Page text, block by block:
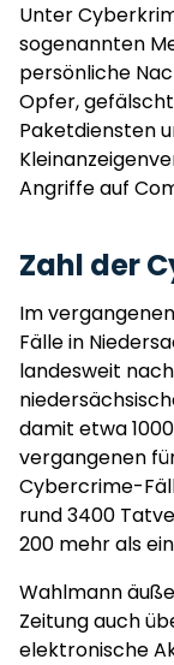
Unter
sogenannten
persönliche
Opfer,
Paketdiensten
Angriffe auf
Zahl der
Im
Fälle in
landesweit
damit etwa
vergangenen
Cybercrime-
rund 3400
200 mehr als
Wahlmann
Zeitung auch
elektronische